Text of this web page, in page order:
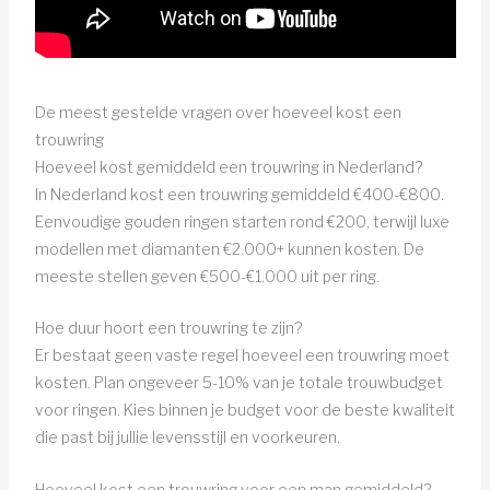
De meest gestelde vragen over hoeveel kost een
trouwring
Hoeveel kost gemiddeld een trouwring in Nederland?
In Nederland kost een trouwring gemiddeld €400-€800.
Eenvoudige gouden ringen starten rond €200, terwijl luxe
modellen met diamanten €2.000+ kunnen kosten. De
meeste stellen geven €500-€1.000 uit per ring.
Hoe duur hoort een trouwring te zijn?
Er bestaat geen vaste regel hoeveel een trouwring moet
kosten. Plan ongeveer 5-10% van je totale trouwbudget
voor ringen. Kies binnen je budget voor de beste kwaliteit
die past bij jullie levensstijl en voorkeuren.